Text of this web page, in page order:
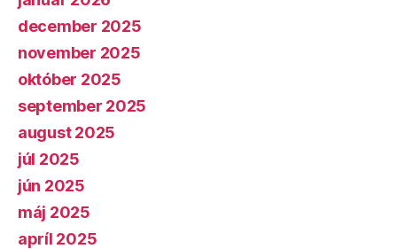
december 2025
november 2025
október 2025
september 2025
august 2025
júl 2025
jún 2025
máj 2025
apríl 2025